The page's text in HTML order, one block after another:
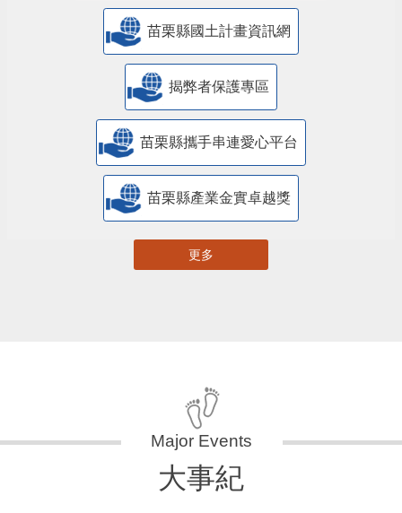
苗栗縣國土計畫資訊網
揭弊者保護專區
苗栗縣攜手串連愛心平台
苗栗縣產業金實卓越獎
更多
大事紀